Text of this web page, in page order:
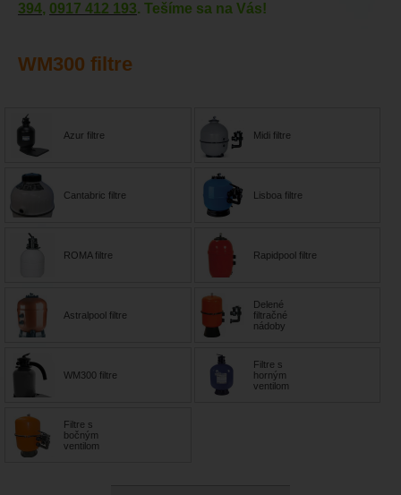
394, 0917 412 193. Tešíme sa na Vás!
WM300 filtre
Azur filtre Midi filtre
Cantabric filtre Lisboa filtre
ROMA filtre Rapidpool filtre
Astralpool filtre
Delené
filtračné
nádoby
WM300 filtre
Filtre s
horným
ventilom
Filtre s
bočným
ventilom